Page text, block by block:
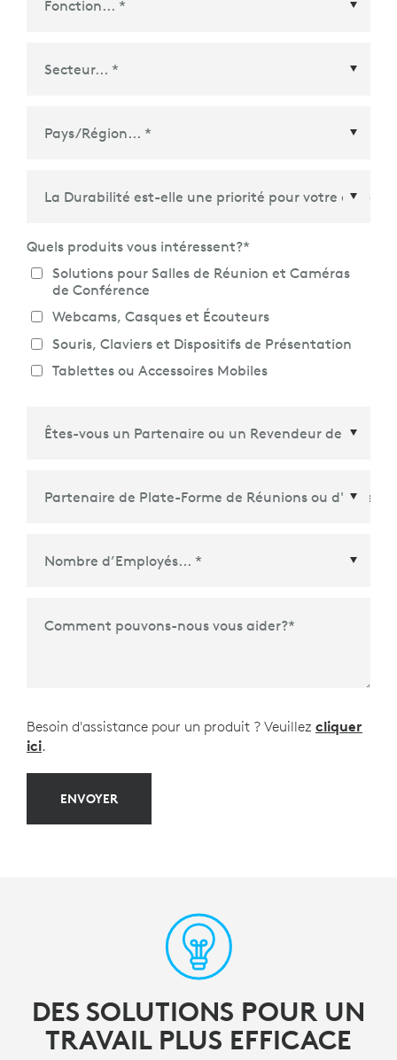
Pays/Région*
Quels produits vous intéressent?*
Solutions pour Salles de Réunion et Caméras
de Conférence
Webcams, Casques et Écouteurs
Souris, Claviers et Dispositifs de Présentation
Tablettes ou Accessoires Mobiles
Partenaire de Plate-Forme de Réunions ou
d'Écosystème
Comment pouvons-nous vous aider?*
Besoin d'assistance pour un produit ? Veuillez cliquer
ici.
ENVOYER
DES SOLUTIONS POUR UN
TRAVAIL PLUS EFFICACE